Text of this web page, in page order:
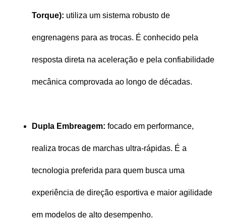
Torque): utiliza um sistema robusto de
engrenagens para as trocas. É conhecido pela
resposta direta na aceleração e pela confiabilidade
mecânica comprovada ao longo de décadas.
Dupla Embreagem: focado em performance,
realiza trocas de marchas ultra-rápidas. É a
tecnologia preferida para quem busca uma
experiência de direção esportiva e maior agilidade
em modelos de alto desempenho.